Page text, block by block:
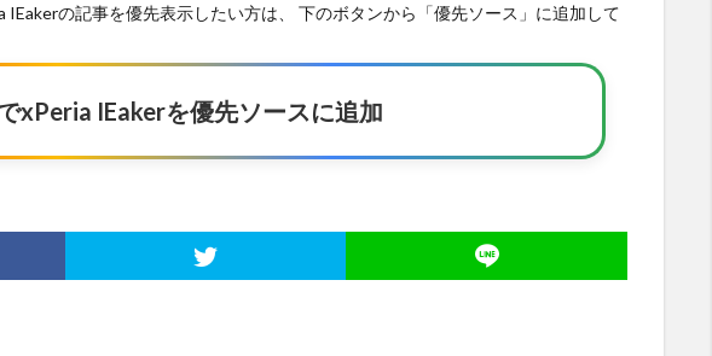
の記事を優先表示したい方は、 下のボタンから「優先ソース」に追加して
xPeria IEakerを優先ソースに追加